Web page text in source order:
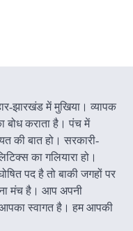
झारखंड में मुखिया। व्यापक
बोध कराता है। पंच में
की बात हो। सरकारी-
का गलियारा हो।
पद है तो बाकी जगहों पर
मंच है। आप अपनी
आपका स्वागत है। हम आपकी